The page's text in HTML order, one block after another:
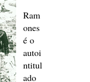
Ram
ones
é o
autoi
ntitul
ado